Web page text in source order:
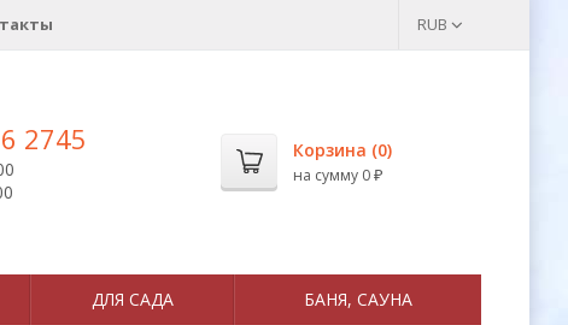
RUB
2745 Корзина (0)
на сумму 0 ₽
ДЛЯ САДА БАНЯ, САУНА